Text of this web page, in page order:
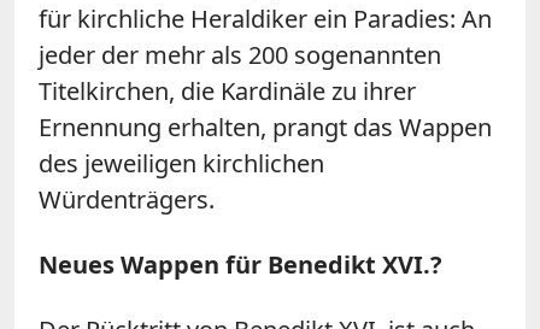
für kirchliche Heraldiker ein Paradies: An
jeder der mehr als 200 sogenannten
Titelkirchen, die Kardinäle zu ihrer
Ernennung erhalten, prangt das Wappen
des jeweiligen kirchlichen
Würdenträgers.
Neues Wappen für Benedikt XVI.?